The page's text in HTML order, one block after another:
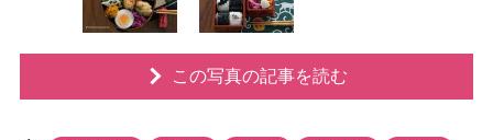
この写真の記事を読む